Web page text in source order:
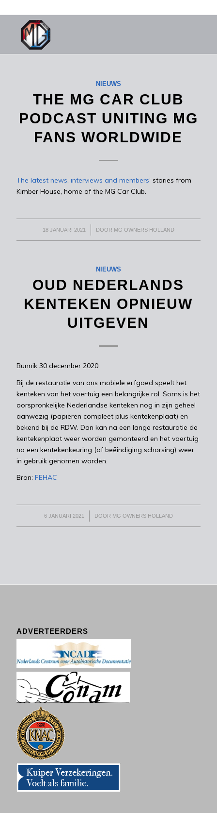
NIEUWS
THE MG CAR CLUB
PODCAST UNITING MG
FANS WORLDWIDE
The latest news, interviews and members’ stories from
Kimber House, home of the MG Car Club.
18 JANUARI 2021
/ DOOR MG OWNERS HOLLAND
NIEUWS
OUD NEDERLANDS
KENTEKEN OPNIEUW
UITGEVEN
Bunnik 30 december 2020
Bij de restauratie van ons mobiele erfgoed speelt het
kenteken van het voertuig een belangrijke rol. Soms is het
oorspronkelijke Nederlandse kenteken nog in zijn geheel
aanwezig (papieren compleet plus kentekenplaat) en
bekend bij de RDW. Dan kan na een lange restauratie de
kentekenplaat weer worden gemonteerd en het voertuig
na een kentekenkeuring (of beëindiging schorsing) weer
in gebruik genomen worden.
Bron: FEHAC
6 JANUARI 2021
/ DOOR MG OWNERS HOLLAND
ADVERTEERDERS